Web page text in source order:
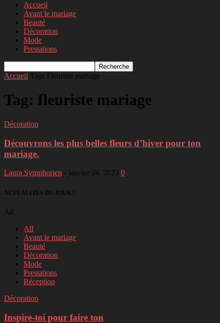
Accueil
Avant le mariage
Beauté
Décoration
Mode
Prestations
Accueil Tags Fleuriste mariage
Tag: fleuriste mariage
Décoration
Découvrons les plus belles fleurs d’hiver pour ton
mariage.
Laura Symphorien - janvier 24, 2023 0
ACTUALITÉS DU JOUR !
All
All
Avant le mariage
Beauté
Décoration
Mode
Prestations
Réception
Décoration
Inspire-toi pour faire ton